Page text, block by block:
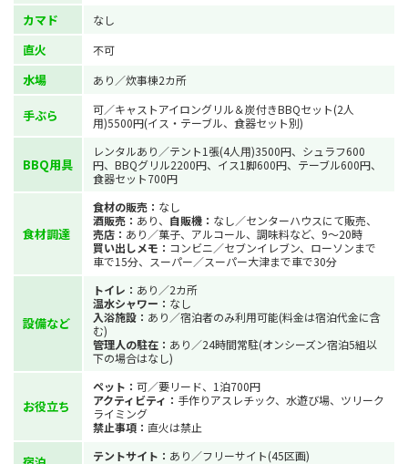
カマド なし
直火 不可
水場 あり／炊事棟2カ所
手ぶら
可／キャストアイロングリル＆炭付きBBQセット(2人
用)5500円(イス・テーブル、食器セット別)
BBQ用具
レンタルあり／テント1張(4人用)3500円、シュラフ600
円、BBQグリル2200円、イス1脚600円、テーブル600円、
食器セット700円
食材調達
食材の販売： なし
酒販売： あり、 自販機： なし／センターハウスにて販売、
売店： あり／菓子、アルコール、調味料など、9～20時
買い出しメモ： コンビニ／セブンイレブン、ローソンまで
車で15分、スーパー／スーパー大津まで車で30分
設備など
トイレ： あり／2カ所
温水シャワー： なし
入浴施設： あり／宿泊者のみ利用可能(料金は宿泊代金に含
む)
管理人の駐在： あり／24時間常駐(オンシーズン宿泊5組以
下の場合はなし)
お役立ち
ペット： 可／要リード、1泊700円
アクティビティ： 手作りアスレチック、水遊び場、ツリーク
ライミング
禁止事項： 直火は禁止
テントサイト： あり／フリーサイト(45区画)